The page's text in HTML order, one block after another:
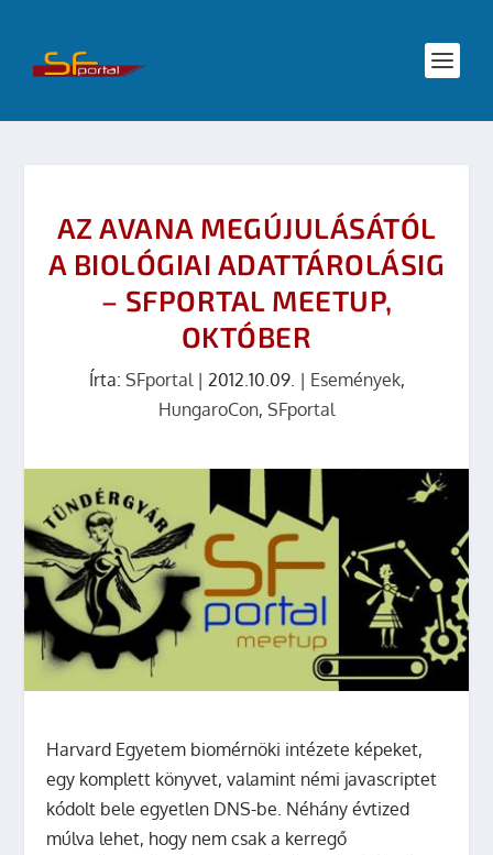
AZ AVANA MEGÚJULÁSÁTÓL
A BIOLÓGIAI ADATTÁROLÁSIG
– SFPORTAL MEETUP,
OKTÓBER
Írta: SFportal| 2012.10.09. | Események,
HungaroCon, SFportal
Harvard Egyetem biomérnöki intézete képeket,
egy komplett könyvet, valamint némi javascriptet
kódolt bele egyetlen DNS-be. Néhány évtized
múlva lehet, hogy nem csak a kerregő